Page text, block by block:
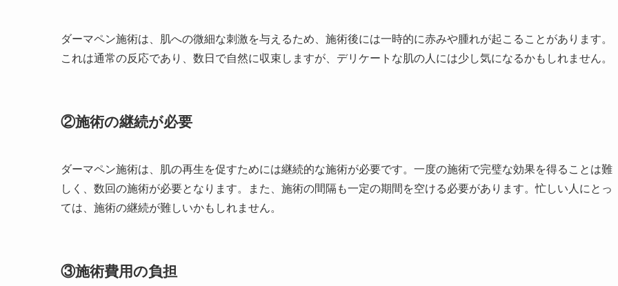
ダーマペン施術は、肌への微細な刺激を与えるため、施術後には一時的に赤みや腫れが起こることがあります。
これは通常の反応であり、数日で自然に収束しますが、デリケートな肌の人には少し気になるかもしれません。
②施術の継続が必要
ダーマペン施術は、肌の再生を促すためには継続的な施術が必要です。一度の施術で完璧な効果を得ることは難
しく、数回の施術が必要となります。また、施術の間隔も一定の期間を空ける必要があります。忙しい人にとっ
ては、施術の継続が難しいかもしれません。
③施術費用の負担